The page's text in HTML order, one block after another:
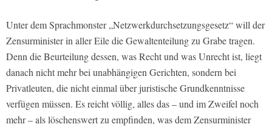
Unter dem Sprachmonster „Netzwerkdurchsetzungsgesetz“ will der
Zensurminister in aller Eile die Gewaltenteilung zu Grabe tragen.
Denn die Beurteilung dessen, was Recht und was Unrecht ist, liegt
danach nicht mehr bei unabhängigen Gerichten, sondern bei
Privatleuten, die nicht einmal über juristische Grundkenntnisse
verfügen müssen. Es reicht völlig, alles das – und im Zweifel noch
mehr – als löschenswert zu empfinden, was dem Zensurminister